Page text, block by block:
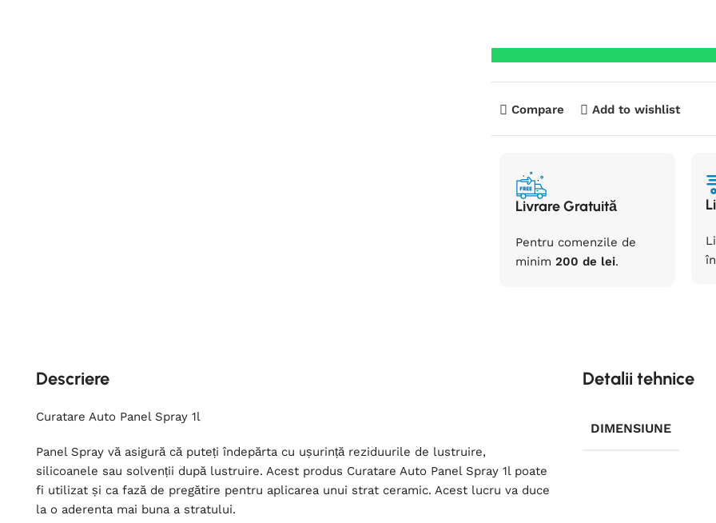
Compare Add to wishlist
Livrare Gratuită
Pentru comenzile de
minim 200 de lei.
în
Descriere
Curatare Auto Panel Spray 1l
Panel Spray vă asigură că puteți îndepărta cu ușurință reziduurile de lustruire,
silicoanele sau solvenții după lustruire. Acest produs Curatare Auto Panel Spray 1l poate
fi utilizat și ca fază de pregătire pentru aplicarea unui strat ceramic. Acest lucru va duce
la o aderenta mai buna a stratului.
Detalii tehnice
DIMENSIUNE